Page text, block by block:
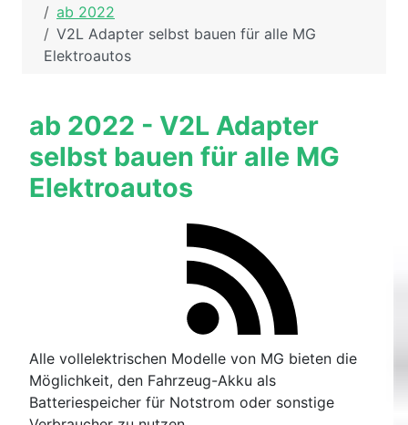
ab 2022
V2L Adapter selbst bauen für alle MG
Elektroautos
ab 2022 - V2L Adapter
selbst bauen für alle MG
Elektroautos
Alle vollelektrischen Modelle von MG bieten die
Möglichkeit, den Fahrzeug-Akku als
Batteriespeicher für Notstrom oder sonstige